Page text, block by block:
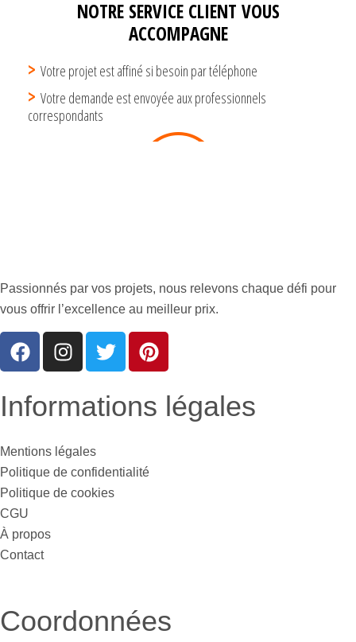
Passionnés par vos projets, nous relevons chaque défi pour
vous offrir l’excellence au meilleur prix.
Informations légales
Mentions légales
Politique de confidentialité
Politique de cookies
CGU
À propos
Contact
Coordonnées